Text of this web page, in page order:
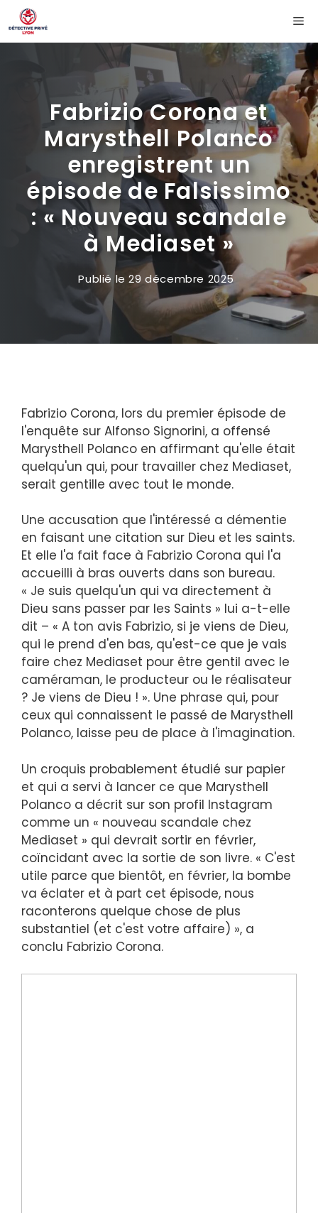
Aller
au
contenu
Fabrizio Corona et
Marysthell Polanco
enregistrent un
épisode de Falsissimo
: « Nouveau scandale
à Mediaset »
Publié le29 décembre 2025
Fabrizio Corona, lors du premier épisode de
l'enquête sur Alfonso Signorini, a offensé
Marysthell Polanco en affirmant qu'elle était
quelqu'un qui, pour travailler chez Mediaset,
serait gentille avec tout le monde.
Une accusation que l'intéressé a démentie
en faisant une citation sur Dieu et les saints.
Et elle l'a fait face à Fabrizio Corona qui l'a
accueilli à bras ouverts dans son bureau.
« Je suis quelqu'un qui va directement à
Dieu sans passer par les Saints » lui a-t-elle
dit – « A ton avis Fabrizio, si je viens de Dieu,
qui le prend d'en bas, qu'est-ce que je vais
faire chez Mediaset pour être gentil avec le
caméraman, le producteur ou le réalisateur
? Je viens de Dieu ! ». Une phrase qui, pour
ceux qui connaissent le passé de Marysthell
Polanco, laisse peu de place à l'imagination.
Un croquis probablement étudié sur papier
et qui a servi à lancer ce que Marysthell
Polanco a décrit sur son profil Instagram
comme un « nouveau scandale chez
Mediaset » qui devrait sortir en février,
coïncidant avec la sortie de son livre. « C'est
utile parce que bientôt, en février, la bombe
va éclater et à part cet épisode, nous
raconterons quelque chose de plus
substantiel (et c'est votre affaire) », a
conclu Fabrizio Corona.